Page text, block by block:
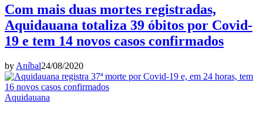
Com mais duas mortes registradas,
Aquidauana totaliza 39 óbitos por Covid-
19 e tem 14 novos casos confirmados
by Aníbal24/08/2020
Aquidauana